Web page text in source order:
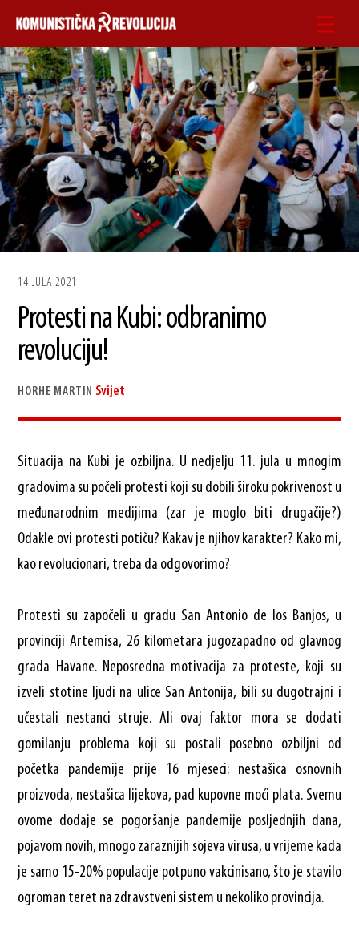
content
14 JULA 2021
Protesti na Kubi: odbranimo
revoluciju!
HORHE MARTIN Svijet
Situacija na Kubi je ozbiljna. U nedjelju 11. jula u mnogim
gradovima su počeli protesti koji su dobili široku pokrivenost u
međunarodnim medijima (zar je moglo biti drugačije?)
Odakle ovi protesti potiču? Kakav je njihov karakter? Kako mi,
kao revolucionari, treba da odgovorimo?
Protesti su započeli u gradu San Antonio de los Banjos, u
provinciji Artemisa, 26 kilometara jugozapadno od glavnog
grada Havane. Neposredna motivacija za proteste, koji su
izveli stotine ljudi na ulice San Antonija, bili su dugotrajni i
učestali nestanci struje. Ali ovaj faktor mora se dodati
gomilanju problema koji su postali posebno ozbiljni od
početka pandemije prije 16 mjeseci: nestašica osnovnih
proizvoda, nestašica lijekova, pad kupovne moći plata. Svemu
ovome dodaje se pogoršanje pandemije posljednjih dana,
pojavom novih, mnogo zaraznijih sojeva virusa, u vrijeme kada
je samo 15-20% populacije potpuno vakcinisano, što je stavilo
ogroman teret na zdravstveni sistem u nekoliko provincija.